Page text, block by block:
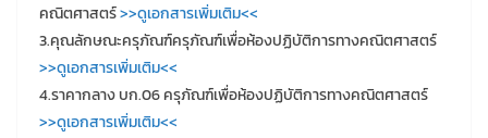
คณิตศาสตร์>>ดูเอกสารเพิ่มเติม<<
3.คุณลักษณะครุภัณฑ์ครุภัณฑ์เพื่อห้องปฏิบัติการทางคณิตศาสตร์
>>ดูเอกสารเพิ่มเติม<<
4.ราคากลาง บก.06 ครุภัณฑ์เพื่อห้องปฏิบัติการทางคณิตศาสตร์
>>ดูเอกสารเพิ่มเติม<<